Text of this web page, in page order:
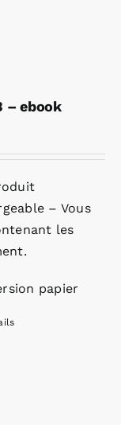
– ebook
– Vous
les
papier